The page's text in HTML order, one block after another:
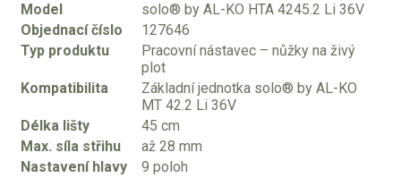
Model
solo® by AL-KO HTA 4245.2 Li 36V
Objednací číslo
127646
Typ produktu
Pracovní nástavec – nůžky na živý
plot
Kompatibilita
Základní jednotka solo® by AL-KO
MT 42.2 Li 36V
Délka lišty
45 cm
Max. síla střihu
až 28 mm
Nastavení hlavy
9 poloh